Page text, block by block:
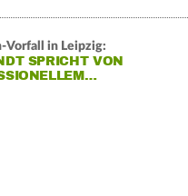
Vorfall in Leipzig:
SPRICHT VON